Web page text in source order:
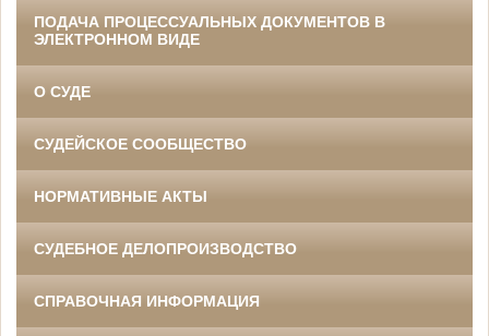
ПОДАЧА ПРОЦЕССУАЛЬНЫХ ДОКУМЕНТОВ В
ЭЛЕКТРОННОМ ВИДЕ
О СУДЕ
СУДЕЙСКОЕ СООБЩЕСТВО
НОРМАТИВНЫЕ АКТЫ
СУДЕБНОЕ ДЕЛОПРОИЗВОДСТВО
СПРАВОЧНАЯ ИНФОРМАЦИЯ